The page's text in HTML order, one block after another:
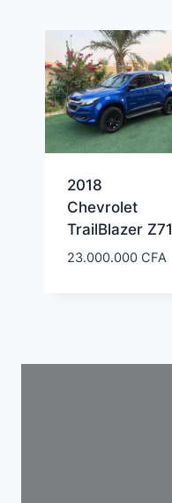
2018
Chevrolet
TrailBlazer Z71
23.000.000 CFA